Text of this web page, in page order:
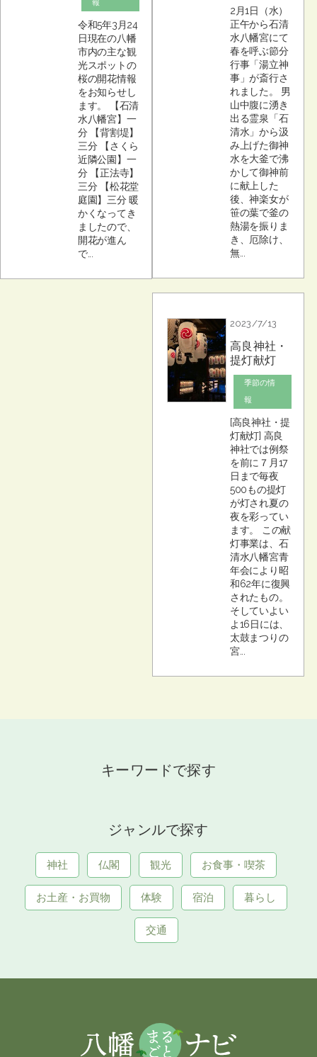
報
令和5年3月24
日現在の八幡
市内の主な観
光スポットの
桜の開花情報
をお知らせし
ます。 【石清
水八幡宮】一
分 【背割堤】
三分 【さくら
近隣公園】一
分 【正法寺】
三分 【松花堂
庭園】三分 暖
かくなってき
ましたので、
開花が進ん
で...
2月1日（水）
正午から石清
水八幡宮にて
春を呼ぶ節分
行事「湯立神
事」が斎行さ
れました。 男
山中腹に湧き
出る霊泉「石
清水」から汲
み上げた御神
水を大釜で沸
かして御神前
に献上した
後、神楽女が
笹の葉で釜の
熱湯を振りま
き、厄除け、
無...
2023/7/13
高良神社・
提灯献灯
季節の情
報
[高良神社・提
灯献灯] 高良
神社では例祭
を前に７月17
日まで毎夜
500もの提灯
が灯され夏の
夜を彩ってい
ます。 この献
灯事業は、石
清水八幡宮青
年会により昭
和62年に復興
されたもの。
そしていよい
よ16日には、
太鼓まつりの
宮...
キーワードで探す
ジャンルで探す
神社 仏閣 観光 お食事・喫茶
お土産・お買物 体験 宿泊 暮らし
交通